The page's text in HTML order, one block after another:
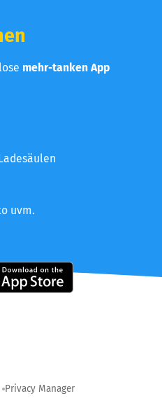
mehr-tanken App
uvm.
Privacy Manager